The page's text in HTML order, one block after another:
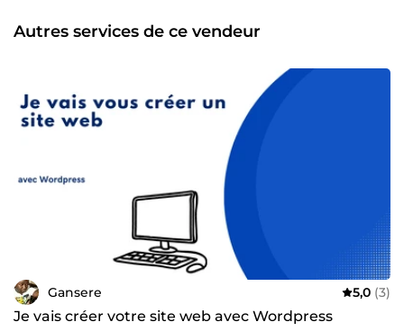
Autres services de ce vendeur
Gansere 5,0 (3)
Je vais créer votre site web avec Wordpress